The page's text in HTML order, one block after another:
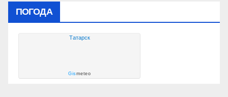
ПОГОДА
Татарск
Gismeteo